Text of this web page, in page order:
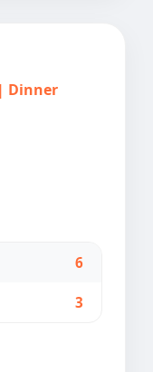
| Dinner
6
3